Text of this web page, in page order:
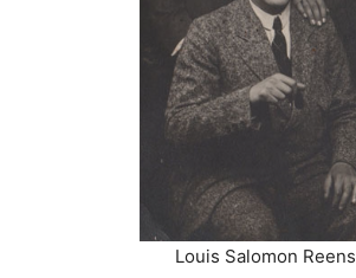
Louis Salomon Reens